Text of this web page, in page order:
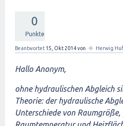
0
Punkte
Beantwortet 15, Okt 2014von ✦ Herwig
Hallo Anonym,
ohne hydraulischen Abgleich
Theorie: der hydraulische
Unterschiede von